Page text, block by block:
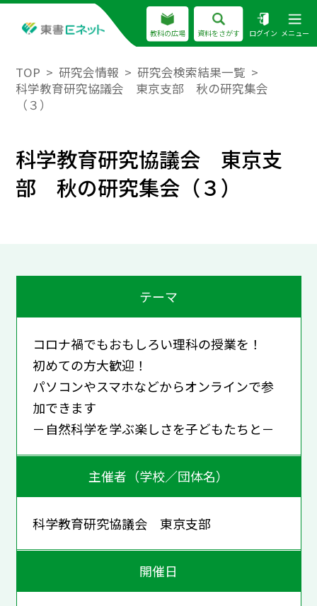
教科の広場 資料をさがす ログイン メニュー
TOP 研究会情報
研究会検索結果一覧
科学教育研究協議会 東京支部 秋の研究集会
（３）
科学教育研究協議会 東京支
部 秋の研究集会（３）
テーマ
コロナ禍でもおもしろい理科の授業を！
初めての方大歓迎！
パソコンやスマホなどからオンラインで参
加できます
－自然科学を学ぶ楽しさを子どもたちと－
主催者（学校／団体名）
科学教育研究協議会 東京支部
開催日